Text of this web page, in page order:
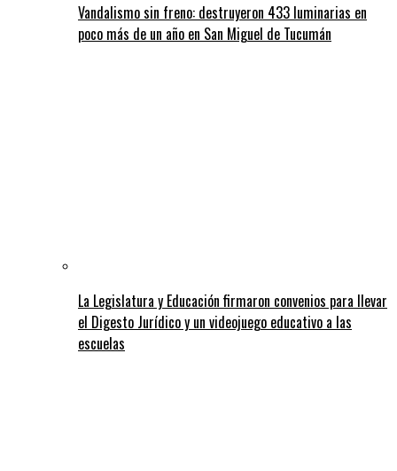
Vandalismo sin freno: destruyeron 433 luminarias en
poco más de un año en San Miguel de Tucumán
La Legislatura y Educación firmaron convenios para llevar
el Digesto Jurídico y un videojuego educativo a las
escuelas